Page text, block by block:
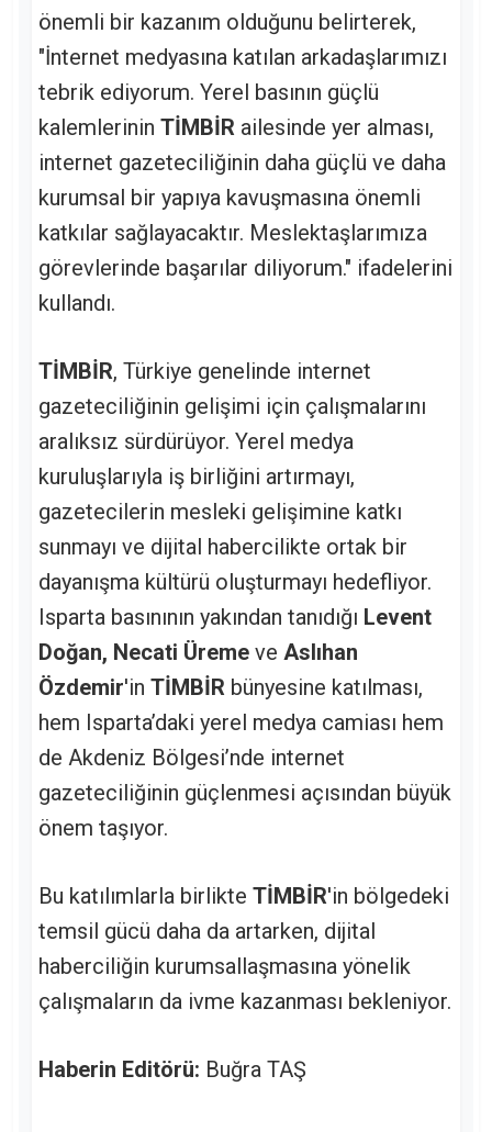
önemli bir kazanım olduğunu belirterek,
"İnternet medyasına katılan arkadaşlarımızı
tebrik ediyorum. Yerel basının güçlü
kalemlerinin TİMBİR ailesinde yer alması,
internet gazeteciliğinin daha güçlü ve daha
kurumsal bir yapıya kavuşmasına önemli
katkılar sağlayacaktır. Meslektaşlarımıza
görevlerinde başarılar diliyorum." ifadelerini
kullandı.
TİMBİR, Türkiye genelinde internet
gazeteciliğinin gelişimi için çalışmalarını
aralıksız sürdürüyor. Yerel medya
kuruluşlarıyla iş birliğini artırmayı,
gazetecilerin mesleki gelişimine katkı
sunmayı ve dijital habercilikte ortak bir
dayanışma kültürü oluşturmayı hedefliyor.
Isparta basınının yakından tanıdığı Levent
Doğan, Necati Üreme ve Aslıhan
Özdemir'in TİMBİR bünyesine katılması,
hem Isparta’daki yerel medya camiası hem
de Akdeniz Bölgesi’nde internet
gazeteciliğinin güçlenmesi açısından büyük
önem taşıyor.
Bu katılımlarla birlikte TİMBİR'in bölgedeki
temsil gücü daha da artarken, dijital
haberciliğin kurumsallaşmasına yönelik
çalışmaların da ivme kazanması bekleniyor.
Haberin Editörü: Buğra TAŞ